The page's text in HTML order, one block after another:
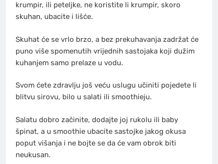
krumpir, ili peteljke, ne koristite li krumpir, skoro
skuhan, ubacite i lišće.
Skuhat će se vrlo brzo, a bez prekuhavanja zadržat će
puno više spomenutih vrijednih sastojaka koji dužim
kuhanjem samo prelaze u vodu.
Svom ćete zdravlju još veću uslugu učiniti pojedete li
blitvu sirovu, bilo u salati ili smoothieju.
Salatu dobro začinite, dodajte joj rukolu ili baby
špinat, a u smoothie ubacite sastojke jakog okusa
poput višanja i ne bojte se da će vam obrok biti
neukusan.